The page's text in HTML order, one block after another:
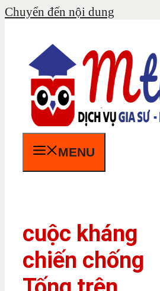
Chuyển đến nội dung
MENU
cuộc kháng
chiến chống